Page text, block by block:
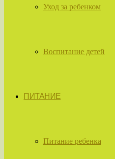
Уход за ребенком
Воспитание детей
ПИТАНИЕ
Питание ребенка